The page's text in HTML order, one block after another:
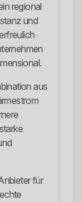
regional
und
aus
für